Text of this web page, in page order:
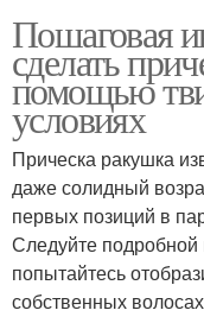
Пошаговая
сделать
помощью
условиях
Прическа ракушка
даже солидный
первых позиций в
Следуйте подробной
попытайтесь
собственных